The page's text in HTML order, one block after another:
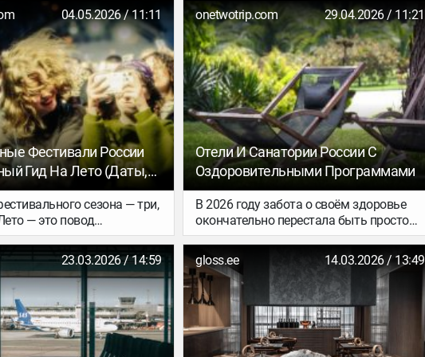
легендарного отеля
и режиссёр-
— Фредерик Фонтан.
мире эта страна остается одним из
самых безопасных, тихих и спокойных
уголков мира.
04.05.2026 / 11:11
Фестивали России
Гид На Лето (даты,
Маршруты)
сезона — три,
— это повод
путешествия ради
событий. За три жарких
попасть и на рейв в лесу,
посреди поля, и на
в городских парках, и
концерты в стенах
География тоже
фестивали давно
onetwotrip.com 29.04.2026 / 11:21
Отели И Санатории России С
Оздоровительными Программами
В 2026 году забота о своём здоровье
окончательно перестала быть просто
модой и стала жизненной
необходимостью. Вы всё чаще ищете не
просто место для ночёвки у моря, а
полноценный отдых, который поможет
восстановить силы, укрепить нервную
систему и обрести внутреннюю
гармонию. Оздоровительный туризм в
России предлагает множество
23.03.2026 / 14:59 gloss.ee 14.03.2026 / 13:49